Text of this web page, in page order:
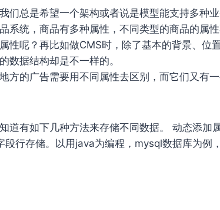
们总是希望一个架构或者说是模型能支持多种
系统，商品有多种属性，不同类型的商品的属
性呢？再比如做CMS时，除了基本的背景、位
数据结构却是不一样的。
方的广告需要用不同属性去区别，而它们又有
道有如下几种方法来存储不同数据。 动态添加
段行存储。以用java为编程，mysql数据库为例